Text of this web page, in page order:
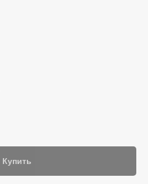
Купить